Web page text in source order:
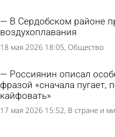
В Сердобском районе
воздухоплавания
18 мая 2026 18:05 Общество
Россиянин описал
фразой «сначала пугает,
кайфовать»
17 мая 2026 15:52 В стране и